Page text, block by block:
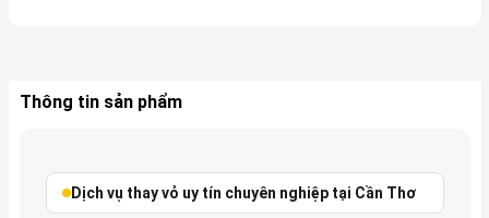
Thông tin sản phẩm
Dịch vụ thay vỏ uy tín chuyên nghiệp tại Cần Thơ